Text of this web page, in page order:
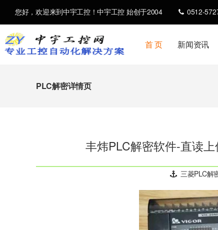
您好，欢迎来到中宇工控！中宇工控 始创于2004 0512-
首 页 新闻资讯
PLC解密详情页
丰炜PLC解密软件-直读
三菱PLC解